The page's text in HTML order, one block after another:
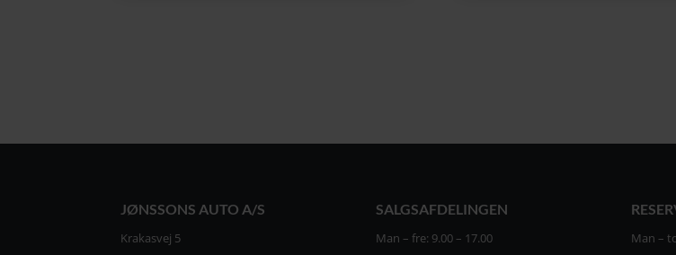
JØNSSONS AUTO A/S
Krakasvej 5
SALGSAFDELINGEN
Man – fre: 9.00 – 17.00 Man –